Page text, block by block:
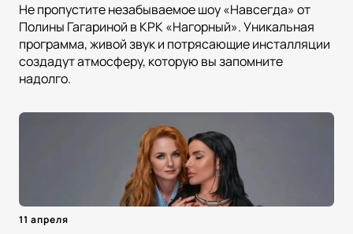
Не пропустите незабываемое шоу «Навсегда» от
Полины Гагариной в КРК «Нагорный». Уникальная
программа, живой звук и потрясающие инсталляции
создадут атмосферу, которую вы запомните
надолго.
11 апреля